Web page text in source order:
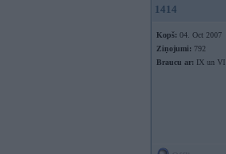
1414
Kopš: 04. Oct 2007
Ziņojumi: 792
Braucu ar: IX un VI